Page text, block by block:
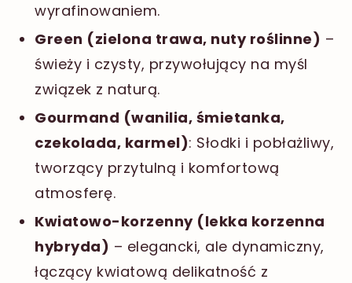
wyrafinowaniem.
Green (zielona trawa, nuty roślinne) –
świeży i czysty, przywołujący na myśl
związek z naturą.
Gourmand (wanilia, śmietanka,
czekolada, karmel): Słodki i pobłażliwy,
tworzący przytulną i komfortową
atmosferę.
Kwiatowo-korzenny (lekka korzenna
hybryda) – elegancki, ale dynamiczny,
łączący kwiatową delikatność z